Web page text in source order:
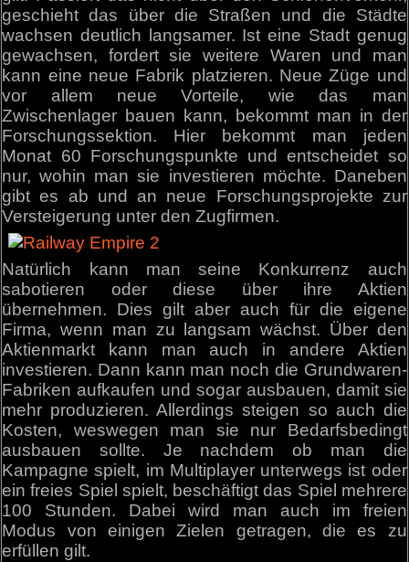
geschieht das über die Straßen und die Städte
wachsen deutlich langsamer. Ist eine Stadt genug
gewachsen, fordert sie weitere Waren und man
kann eine neue Fabrik platzieren. Neue Züge und
vor allem neue Vorteile, wie das man
Zwischenlager bauen kann, bekommt man in der
Forschungssektion. Hier bekommt man jeden
Monat 60 Forschungspunkte und entscheidet so
nur, wohin man sie investieren möchte. Daneben
gibt es ab und an neue Forschungsprojekte zur
Versteigerung unter den Zugfirmen.
Natürlich kann man seine Konkurrenz auch
sabotieren oder diese über ihre Aktien
übernehmen. Dies gilt aber auch für die eigene
Firma, wenn man zu langsam wächst. Über den
Aktienmarkt kann man auch in andere Aktien
investieren. Dann kann man noch die Grundwaren-
Fabriken aufkaufen und sogar ausbauen, damit sie
mehr produzieren. Allerdings steigen so auch die
Kosten, weswegen man sie nur Bedarfsbedingt
ausbauen sollte. Je nachdem ob man die
Kampagne spielt, im Multiplayer unterwegs ist oder
ein freies Spiel spielt, beschäftigt das Spiel mehrere
100 Stunden. Dabei wird man auch im freien
Modus von einigen Zielen getragen, die es zu
erfüllen gilt.